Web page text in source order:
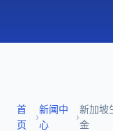
首
页
›
新闻中
心
›
新加坡
金